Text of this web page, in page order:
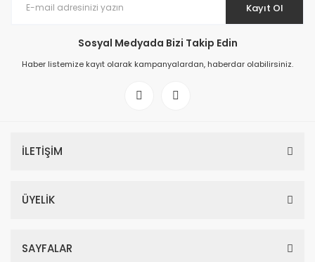
Kayıt Ol
Sosyal Medyada Bizi Takip Edin
Haber listemize kayıt olarak kampanyalardan, haberdar olabilirsiniz.
İLETİŞİM
ÜYELİK
SAYFALAR